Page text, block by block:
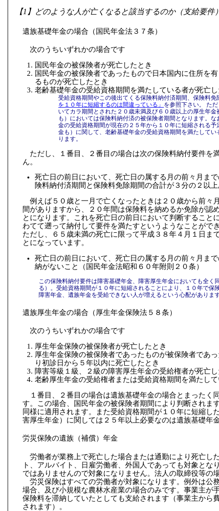
【1】どのような人が亡くなると該当するのか（支給要件
遺族基礎年金の場合（国民年金法３７条）
次のうちいずれかの場合です
国民年金の被保険者が死亡したとき
国民年金の被保険者であったもので日本国内に住所を
るものが死亡したとき
老齢基礎年金の受給資格期間を満たしている者が死亡
受給資格期間やこの後出てくる保険料納付済期間、保険料免
を１０年に短縮するのは間違っている」 を参照下さい。 た
いてカラ期間とされた２０歳未満及び６０歳以上の厚生年
も）においては保険料納付済の被保険者期間となります。
金の受給資格期間が現在の２５年から１０年に短縮される
金も）に関して、老齢基礎年金の受給資格期間を満たして
ります。
ただし、１番目、２番目の場合は次の保険料納付要件を
ん。
死亡日の前日において、死亡日の属する月の前々月ま
険料納付済期間と保険料免除期間の合計が３分の２以
例えば５０歳と一月で亡くなったときは２０歳から前々
間がありますから、２０年間は保険料を納めるか免除が認
とになります。これを死亡日の前日において判断すること
わてて遡って納付して要件を満たすというようなことがで
ただし、６５歳未満の死亡に限って平成３８年４月１日ま
とになっています。
死亡日の前日において、死亡日の属する月の前々月ま
納がないこと（国民年金法昭和６０年附則２０条）
この保険料納付要件は障害基礎年金、障害厚生年金においても全く
る）。受給資格期間が１０年に短縮されることにより、１０年で保
障害年金、遺族年金を受給できない人が増えるという心配がありま
遺族厚生年金の場合（厚生年金保険法５８条）
次のうちいずれかの場合です
厚生年金保険の被保険者が死亡したとき
厚生年金保険の被保険者であったものが被保険者であ
り初診日から５年以内に死亡したとき
障害等級１級、２級の障害厚生年金の受給権者が死亡
老齢厚生年金の受給権者または受給資格期間を満たし
１番目、２番目の場合は遺族基礎年金の場合とまったく
す。この場合、国民年金の被保険者期間により判断されま
同様に適用されます。また受給資格期間が１０年に短縮し
害厚生年金）に関しては２５年以上必要なのは遺族基礎年
労災保険の遺族（補償）年金
労働者が業務上で死亡した場合または通勤により死亡し
ト、アルバイト、日雇労働者、外国人であっても対象とな
ではありませんので対象になりません。法人の取締役等の
労災保険はすべての労働者が対象になります。例外は公
場合、及び小規模な農林水産業の場合のみです。事業主が
保険料を滞納していたとしても支給されます（事業主から
されます）。